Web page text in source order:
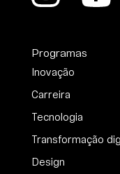
Programas
Inovação
Carreira
Tecnologia
Transformação
Design